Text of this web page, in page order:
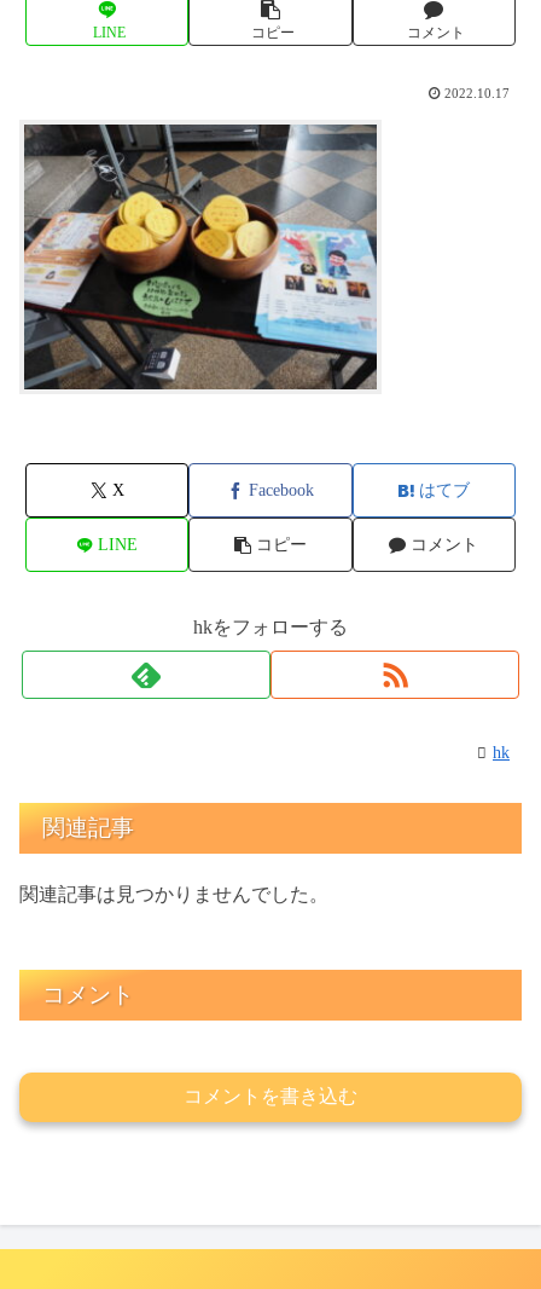
LINE コピー コメント
2022.10.17
X Facebook はてブ
LINE コピー コメント
hkをフォローする
hk
関連記事
関連記事は見つかりませんでした。
コメント
コメントを書き込む